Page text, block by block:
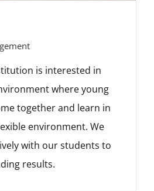
is interested in
where young
together and learn in
environment. We
with our students to
results.